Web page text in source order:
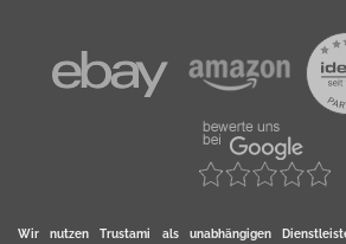
Wir nutzen Trustami als unabhängigen